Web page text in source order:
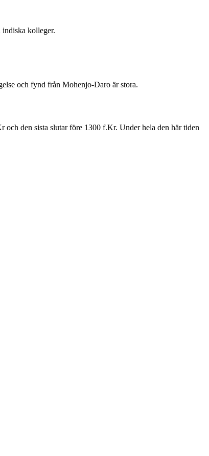
indiska kolleger.
och fynd från Mohenjo-Daro är stora.
och den sista slutar före 1300 f.Kr. Under hela den här tiden